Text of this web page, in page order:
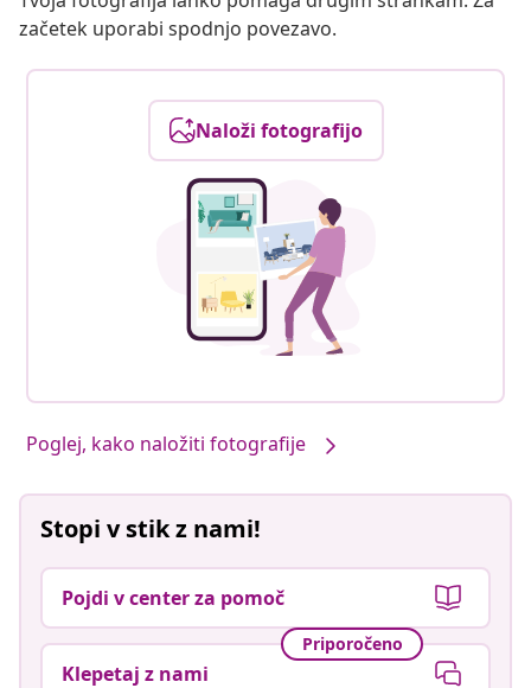
začetek uporabi spodnjo povezavo.
Naloži fotografijo
Poglej, kako naložiti fotografije
Stopi v stik z nami!
Pojdi v center za pomoč
Priporočeno
Klepetaj z nami